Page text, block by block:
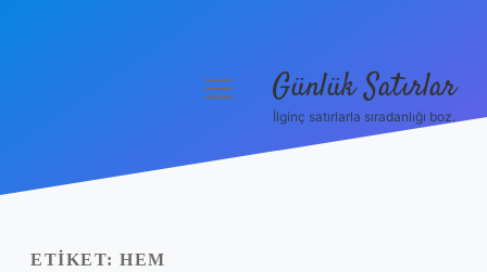
Yasal Uyarı
menüyü Günlük Satırlar
İlginç satırlarla sıradanlığı boz.
ETIKET: HEM